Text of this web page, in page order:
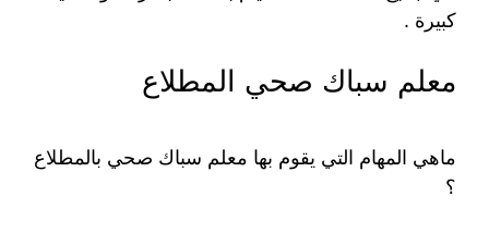
كبيرة .
معلم سباك صحي المطلاع
ماهي المهام التي يقوم بها معلم سباك صحي بالمطلاع
؟